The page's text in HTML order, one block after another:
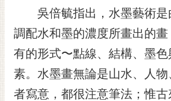
吳倍毓指出，水墨藝術是
調配水和墨的濃度所畫出的
有的形式〜點線、結構、墨
素。水墨畫無論是山水、人
者寫意，都很注意筆法；惟